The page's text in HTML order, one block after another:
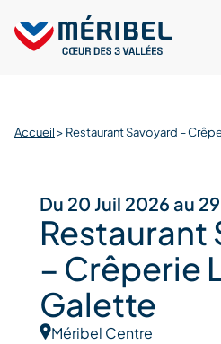
content
Accueil > Restaurant Savoyard –
Du 20 Juil 2026 au
Restaurant
– Crêperie
Galette
Méribel Centre